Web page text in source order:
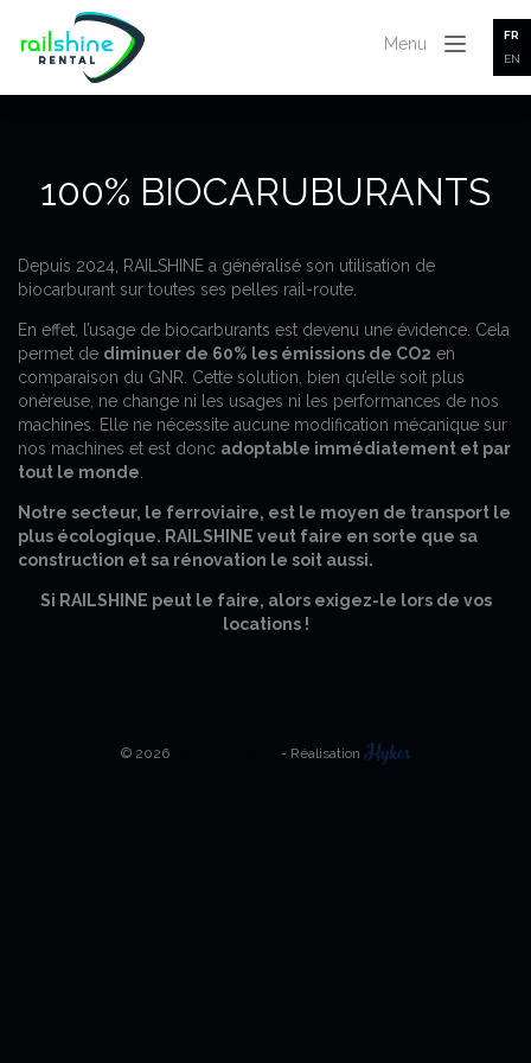
Menu
FR
EN
100% BIOCARUBURANTS
Depuis 2024, RAILSHINE a généralisé son utilisation de
biocarburant sur toutes ses pelles rail-route.
En effet, l’usage de biocarburants est devenu une évidence. Cela
permet de diminuer de 60% les émissions de CO2 en
comparaison du GNR. Cette solution, bien qu’elle soit plus
onéreuse, ne change ni les usages ni les performances de nos
machines. Elle ne nécessite aucune modification mécanique sur
nos machines et est donc adoptable immédiatement et par
tout le monde
Notre secteur, le ferroviaire, est le moyen de transport le
plus écologique. RAILSHINE veut faire en sorte que sa
construction et sa rénovation le soit aussi.
Si RAILSHINE peut le faire, alors exigez-le lors de vos
locations !
© 2026 - Réalisation